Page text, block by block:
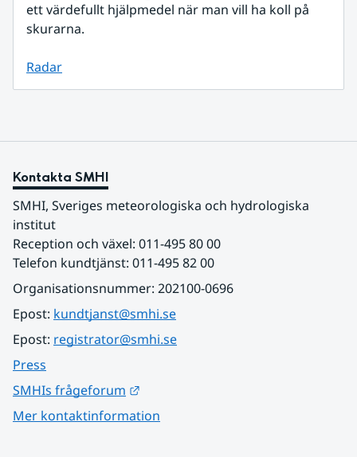
ett värdefullt hjälpmedel när man vill ha koll på
skurarna.
Radar
Kontakta SMHI
SMHI, Sveriges meteorologiska och hydrologiska
institut
Reception och växel: 011-495 80 00
Telefon kundtjänst: 011-495 82 00
Organisationsnummer: 202100-0696
Epost: kundtjanst@smhi.se
Epost: registrator@smhi.se
Press
SMHIs frågeforum
Mer kontaktinformation